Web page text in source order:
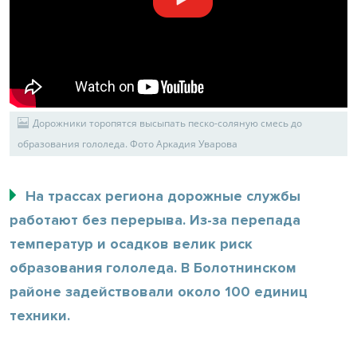
Дорожники торопятся высыпать песко-соляную смесь до
образования гололеда. Фото Аркадия Уварова
На трассах региона дорожные службы
работают без перерыва. Из-за перепада
температур и осадков велик риск
образования гололеда. В Болотнинском
районе задействовали около 100 единиц
техники.